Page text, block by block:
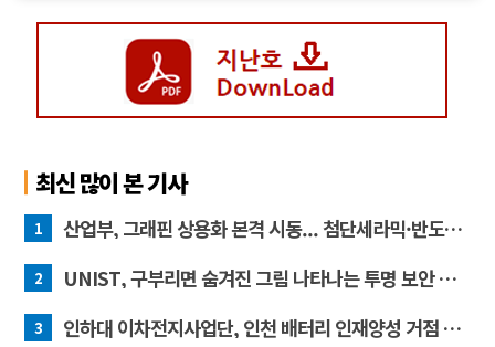
최신 많이 본 기사
1 산업부, 그래핀 상용화 본격 시동... 첨단세라믹·반도체 방열소재 시장 확대 기대
2 UNIST, 구부리면 숨겨진 그림 나타나는 투명 보안 필름 개발
3 인하대 이차전지사업단, 인천 배터리 인재양성 거점 역할 강화